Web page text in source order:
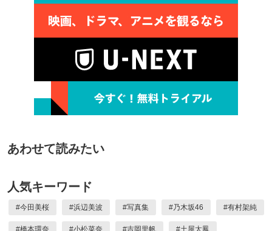
あわせて読みたい
人気キーワード
#今田美桜 #浜辺美波 #写真集 #乃木坂46 #有村架純
#橋本環奈 #小松菜奈 #吉岡里帆 #土屋太鳳